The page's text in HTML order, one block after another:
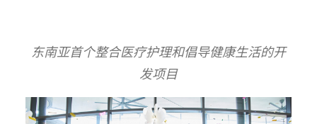
Search
东南亚首个整合医疗护理和倡导健康生活的开
发项目